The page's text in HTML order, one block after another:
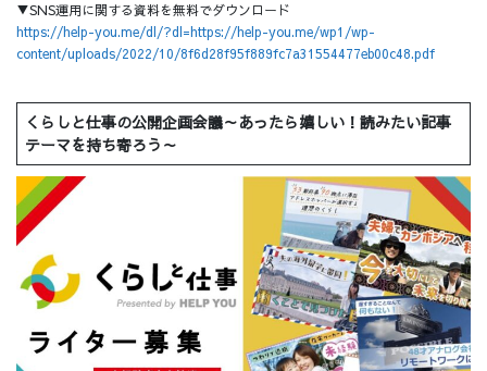
▼SNS運用に関する資料を無料でダウンロード
https://help-you.me/dl/?dl=https://help-you.me/wp1/wp-
content/uploads/2022/10/8f6d28f95f889fc7a31554477eb00c48.pdf
くらしと仕事の公開企画会議～あったら嬉しい！読みたい記事
テーマを持ち寄ろう～